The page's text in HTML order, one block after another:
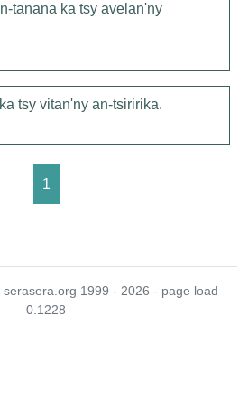
tanana ka tsy avelan'ny
tsy vitan'ny an-tsiririka.
1
serasera.org 1999 - 2026 - page load
0.1228